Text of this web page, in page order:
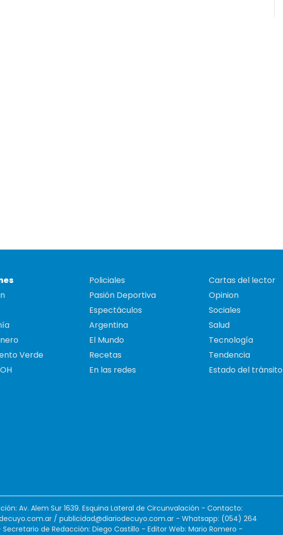
Verde
Policiales
Pasión Deportiva
Espectáculos
Argentina
El Mundo
Recetas
En las redes
Cartas del lector
Opinion
Sociales
Salud
Tecnología
Tendencia
Estado del tránsito
Av. Alem Sur 1639. Esquina Lateral de Circunvalación - Contacto:
/ publicidad@diariodecuyo.com.ar - Whatsapp: (054) 264
de Redacción: Diego Castillo - Editor Web: Mario Romero -